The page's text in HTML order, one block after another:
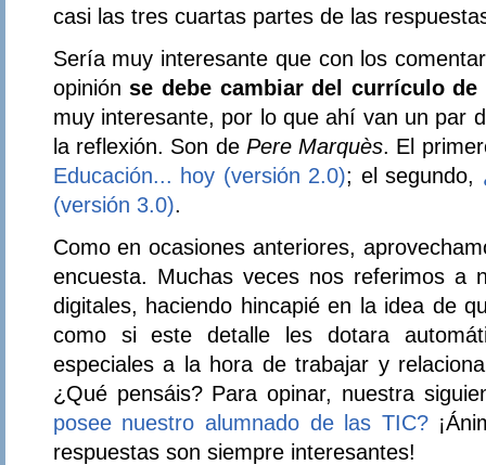
casi las tres cuartas partes de las
Sería muy interesante que con los
opinión se debe cambiar del currículo de
muy interesante, por lo que ahí van un par
la reflexión. Son de Pere Marquès. El
Educación... hoy (versión 2.0); el segundo,
(versión 3.0).
Como en ocasiones anteriores,
encuesta. Muchas veces nos referimos a
digitales, haciendo hincapié en la idea de
como si este detalle les dotara
especiales a la hora de trabajar y
¿Qué pensáis? Para opinar, nuestra
posee nuestro alumnado de las TIC?
respuestas son siempre interesantes!